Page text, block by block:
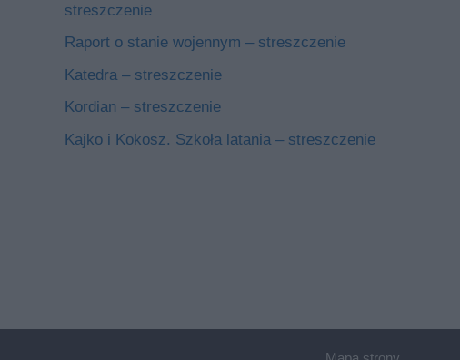
streszczenie
Raport o stanie wojennym – streszczenie
Katedra – streszczenie
Kordian – streszczenie
Kajko i Kokosz. Szkoła latania – streszczenie